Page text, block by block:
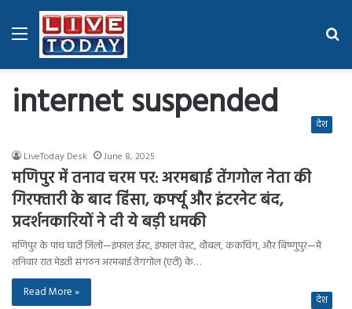
Menu
internet suspended देश
LiveToday Desk June 8, 2025
मणिपुर में तनाव चरम पर: अरमबाई तेंगगोल नेता की
गिरफ्तारी के बाद हिंसा, कर्फ्यू और इंटरनेट बंद,
प्रदर्शनकारियों ने दी ये बड़ी धमकी
मणिपुर के पांच घाटी जिलों—इंफाल ईस्ट, इंफाल वेस्ट, थौबल, ककचिंग, और बिष्णुपुर—में
शनिवार रात मेइती संगठन अरमबाई तेंगगोल (एटी) के…
Read More »
देश